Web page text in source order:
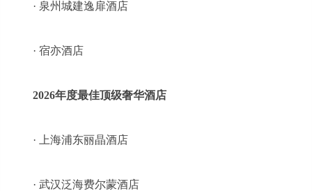
· 泉州城建逸扉酒店
· 宿亦酒店
2026年度最佳顶级奢华酒店
· 上海浦东丽晶酒店
· 武汉泛海费尔蒙酒店